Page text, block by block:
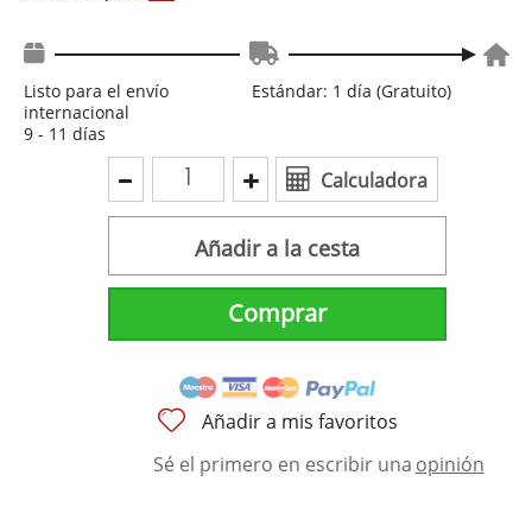
Listo para el envío
internacional
9 - 11 días
Estándar: 1 día (Gratuito)
Calculadora
Añadir a la cesta
Comprar
Añadir a mis favoritos
Sé el primero en escribir una opinión